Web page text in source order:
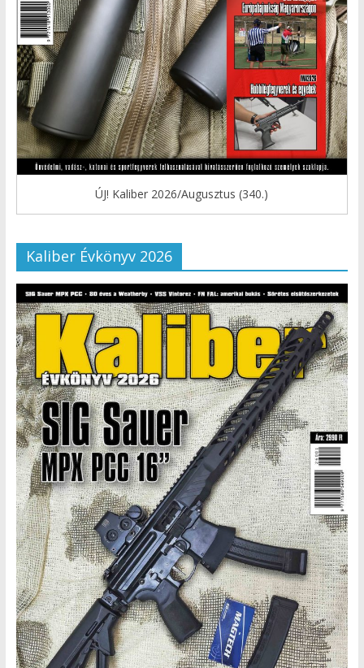
ÚJ! Kaliber 2026/Augusztus (340.)
Kaliber Évkönyv 2026